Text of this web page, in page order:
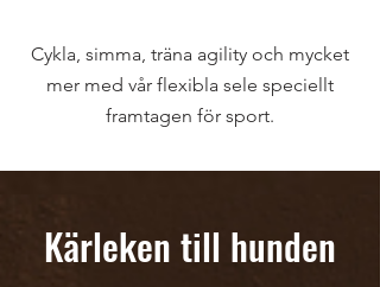
Cykla, simma, träna agility och mycket
mer med vår flexibla sele speciellt
framtagen för sport.
Kärleken till hunden